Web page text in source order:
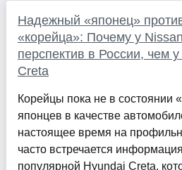
Надежный «японец»
«корейца»: Почему у
перспектив в России, чем
Creta
Корейцы пока не в состоянии
японцев в качестве
настоящее время на
часто встречается
популярной Hyundai Creta,